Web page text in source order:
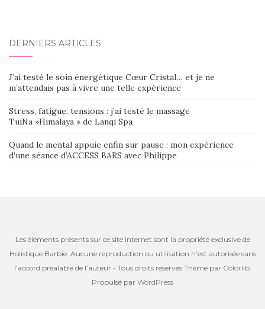
DERNIERS ARTICLES
J’ai testé le soin énergétique Cœur Cristal… et je ne
m’attendais pas à vivre une telle expérience
Stress, fatigue, tensions : j’ai testé le massage
TuiNa »Himalaya » de Lanqi Spa
Quand le mental appuie enfin sur pause : mon expérience
d’une séance d’ACCESS BARS avec Philippe
Les éléments présents sur ce site internet sont la propriété exclusive de
Holistique Barbie. Aucune reproduction ou utilisation n’est autorisée sans
l’accord préalable de l’auteur - Tous droits réservés Thème par Colorlib.
Propulsé par WordPress